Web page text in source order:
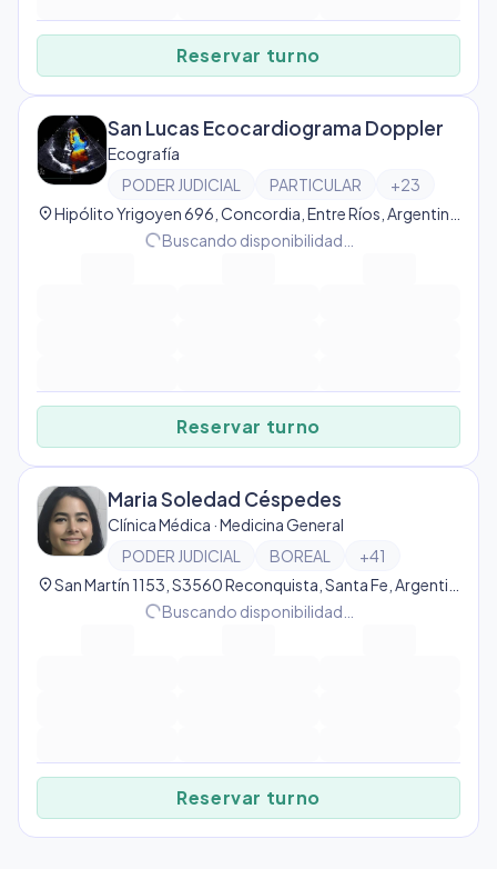
Reservar turno
San Lucas Ecocardiograma Doppler
Ecografía
PODER JUDICIAL
PARTICULAR +23
location_on
progress_activityBuscando disponibilidad…
Reservar turno
Maria Soledad Céspedes
Clínica Médica · Medicina General
PODER JUDICIAL
BOREAL +41
location_on
progress_activityBuscando disponibilidad…
Reservar turno